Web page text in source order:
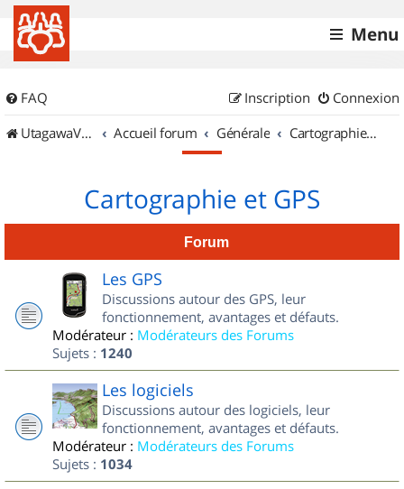
Menu
FAQ Connexion
Inscription
UtagawaVTT (Randos VTT et VTTAE avec traces GPS)
Accueil forum Générale Cartographie et GPS
Cartographie et GPS
Forum
Les GPS
Discussions autour des GPS, leur
fonctionnement, avantages et défauts.
Modérateur : Modérateurs des Forums
Sujets : 1240
Les logiciels
Discussions autour des logiciels, leur
fonctionnement, avantages et défauts.
Modérateur : Modérateurs des Forums
Sujets : 1034